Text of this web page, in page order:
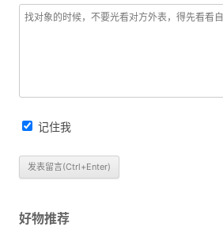
记住我
好物推荐